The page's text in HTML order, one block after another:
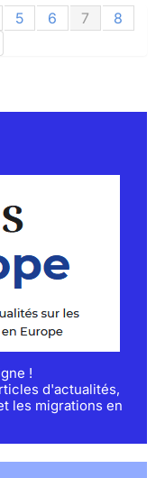
5 6 7
8
!
d'actualités,
les migrations en